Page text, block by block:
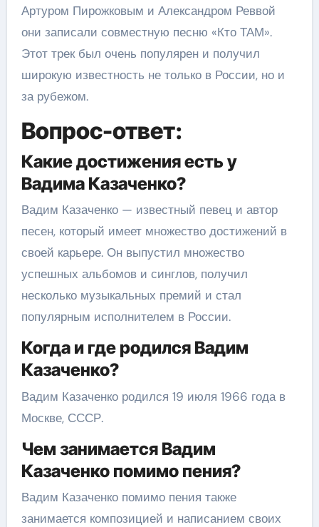
Артуром Пирожковым и Александром Реввой
они записали совместную песню «Кто ТАМ».
Этот трек был очень популярен и получил
широкую известность не только в России, но и
за рубежом.
Вопрос-ответ:
Какие достижения есть у
Вадима Казаченко?
Вадим Казаченко — известный певец и автор
песен, который имеет множество достижений в
своей карьере. Он выпустил множество
успешных альбомов и синглов, получил
несколько музыкальных премий и стал
популярным исполнителем в России.
Когда и где родился Вадим
Казаченко?
Вадим Казаченко родился 19 июля 1966 года в
Москве, СССР.
Чем занимается Вадим
Казаченко помимо пения?
Вадим Казаченко помимо пения также
занимается композицией и написанием своих